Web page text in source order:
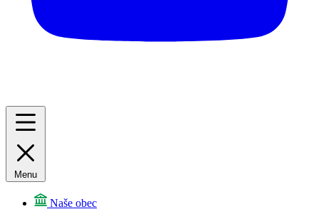
Menu
Naše obec